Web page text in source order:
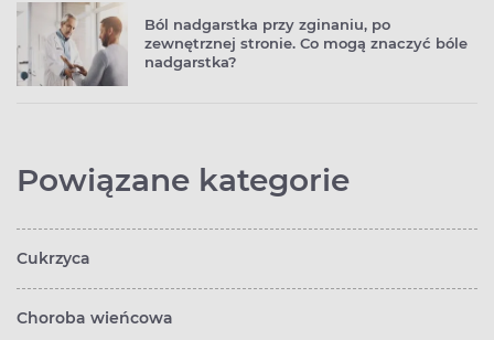
Ból nadgarstka przy zginaniu, po
zewnętrznej stronie. Co mogą znaczyć bóle
nadgarstka?
Powiązane kategorie
Cukrzyca
Choroba wieńcowa